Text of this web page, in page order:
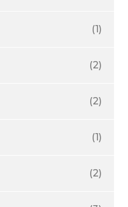
(1)
(2)
(2)
(1)
(2)